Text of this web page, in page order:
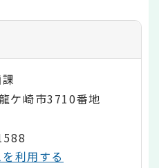
ケ崎市3710番地
利用する